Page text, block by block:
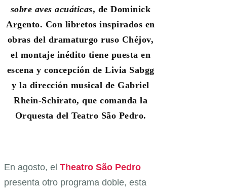
sobre aves acuáticas, de Dominick
Argento. Con libretos inspirados en
obras del dramaturgo ruso Chéjov,
el montaje inédito tiene puesta en
escena y concepción de Livia Sabgg
y la dirección musical de Gabriel
Rhein-Schirato, que comanda la
Orquesta del Teatro São Pedro.
En agosto, el Theatro São Pedro
presenta otro programa doble, esta